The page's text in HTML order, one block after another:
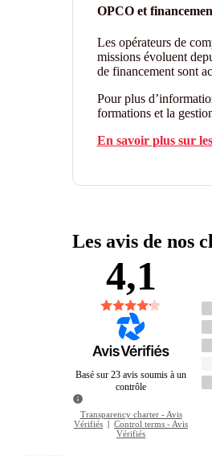
OPCO et
Les opérateurs de
missions évoluent
de financement sont
Pour plus
formations et la
En savoir plus sur
Les avis de nos
4,1
Basé sur 23 avis soumis à un
contrôle
Transparency charter - Avis
Vérifiés | Control terms - Avis
Vérifiés